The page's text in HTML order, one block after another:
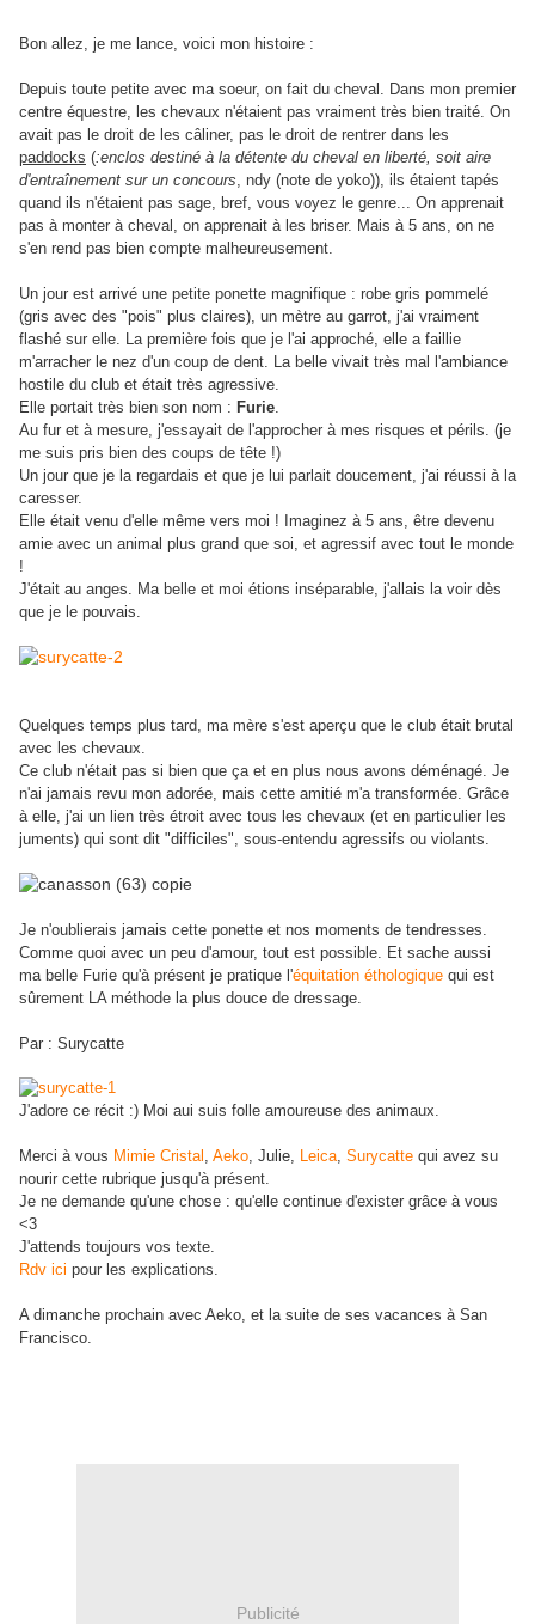
Bon allez, je me lance, voici mon histoire :
Depuis toute petite avec ma soeur, on fait du cheval. Dans mon premier
centre équestre, les chevaux n'étaient pas vraiment très bien traité. On
avait pas le droit de les câliner, pas le droit de rentrer dans les
paddocks (:enclos destiné à la détente du cheval en liberté, soit aire
d'entraînement sur un concours, ndy (note de yoko)), ils étaient tapés
quand ils n'étaient pas sage, bref, vous voyez le genre... On apprenait
pas à monter à cheval, on apprenait à les briser. Mais à 5 ans, on ne
s'en rend pas bien compte malheureusement.
Un jour est arrivé une petite ponette magnifique : robe gris pommelé
(gris avec des "pois" plus claires), un mètre au garrot, j'ai vraiment
flashé sur elle. La première fois que je l'ai approché, elle a faillie
m'arracher le nez d'un coup de dent. La belle vivait très mal l'ambiance
hostile du club et était très agressive.
Elle portait très bien son nom : Furie.
Au fur et à mesure, j'essayait de l'approcher à mes risques et périls. (je
me suis pris bien des coups de tête !)
Un jour que je la regardais et que je lui parlait doucement, j'ai réussi à la
caresser.
Elle était venu d'elle même vers moi ! Imaginez à 5 ans, être devenu
amie avec un animal plus grand que soi, et agressif avec tout le monde
!
J'était au anges. Ma belle et moi étions inséparable, j'allais la voir dès
que je le pouvais.
Quelques temps plus tard, ma mère s'est aperçu que le club était brutal
avec les chevaux.
Ce club n'était pas si bien que ça et en plus nous avons déménagé. Je
n'ai jamais revu mon adorée, mais cette amitié m'a transformée. Grâce
à elle, j'ai un lien très étroit avec tous les chevaux (et en particulier les
juments) qui sont dit "difficiles", sous-entendu agressifs ou violants.
Je n'oublierais jamais cette ponette et nos moments de tendresses.
Comme quoi avec un peu d'amour, tout est possible. Et sache aussi
ma belle Furie qu'à présent je pratique l'équitation éthologique qui est
sûrement LA méthode la plus douce de dressage.
Par : Surycatte
J'adore ce récit :) Moi aui suis folle amoureuse des animaux.
Merci à vous Mimie Cristal , Aeko, Julie, Leica, Surycatte qui avez su
nourir cette rubrique jusqu'à présent.
Je ne demande qu'une chose : qu'elle continue d'exister grâce à vous
<3
J'attends toujours vos texte.
Rdv ici pour les explications.
A dimanche prochain avec Aeko, et la suite de ses vacances à San
Francisco.
Publicité